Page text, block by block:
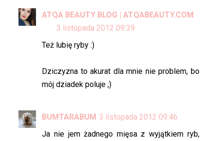
ATQA BEAUTY BLOG | ATQABEAUTY.COM
3 listopada 2012 09:39
Też lubię ryby :)
Dziczyzna to akurat dla mnie nie problem, bo
mój dziadek poluje ;)
BUMTARABUM 3 listopada 2012 09:46
Ja nie jem żadnego mięsa z wyjątkiem ryb,